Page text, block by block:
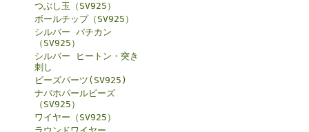
つぶし玉（SV925）
ボールチップ（SV925）
シルバー バチカン
（SV925）
シルバー ヒートン・突き
刺し
ビーズパーツ(SV925)
ナバホパールビーズ
（SV925）
ワイヤー（SV925）